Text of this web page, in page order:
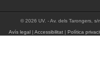
© 2026 UV. - Av. dels Tarongers,
Avís legal |Accessibilitat |Política